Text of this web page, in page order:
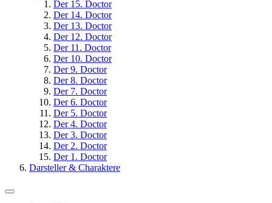
Der 15. Doctor
Der 14. Doctor
Der 13. Doctor
Der 12. Doctor
Der 11. Doctor
Der 10. Doctor
Der 9. Doctor
Der 8. Doctor
Der 7. Doctor
Der 6. Doctor
Der 5. Doctor
Der 4. Doctor
Der 3. Doctor
Der 2. Doctor
Der 1. Doctor
Darsteller & Charaktere